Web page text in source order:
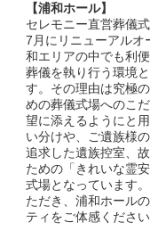
【浦和ホール】
セレモニー直営葬儀
7月にリニューアルオ
和エリアの中でも利
葬儀を執り行う環境
す。その理由は究極
めの葬儀式場へのこ
望に添えるようにと
い分けや、ご遺族様
追求した遺族控室、
ための「きれいな霊
式場となっています
ただき、浦和ホール
ティをご体感ください